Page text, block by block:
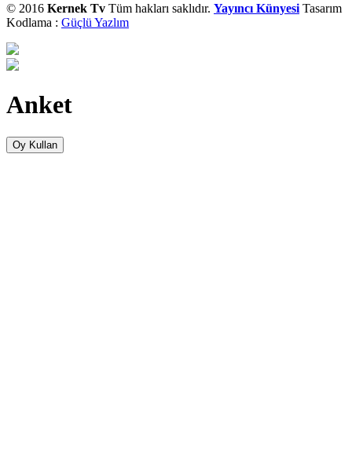
© 2016 Kernek Tv Tüm hakları saklıdır. Yayıncı Künyesi Tasarım
Kodlama : Güçlü Yazlım
Anket